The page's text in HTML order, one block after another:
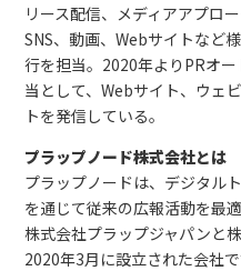
リース配信、メディアアプロ
SNS、動画、Webサイトなど
行を担当。2020年よりPRオ
当として、Webサイト、ウェ
トを発信している。
プラップノード株式会社とは
プラップノードは、デジタル
を通じて従来の広報活動を最
株式会社プラップジャパンと
2020年3月に設立された会社